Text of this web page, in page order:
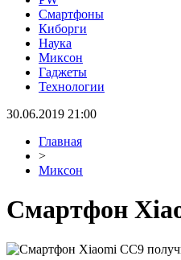
Смартфоны
Киборги
Наука
Миксон
Гаджеты
Технологии
30.06.2019 21:00
Главная
>
Миксон
Смартфон